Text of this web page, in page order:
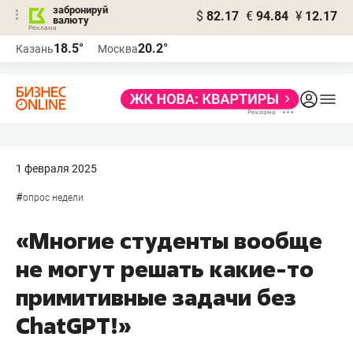
забронируй
валюту
$ 82.17 € 94.84 ¥ 12.17
Казань18.5° Москва20.2°
1 февраля 2025
#опрос недели
«Многие студенты вообще
не могут решать какие-то
примитивные задачи без
ChatGPT!»